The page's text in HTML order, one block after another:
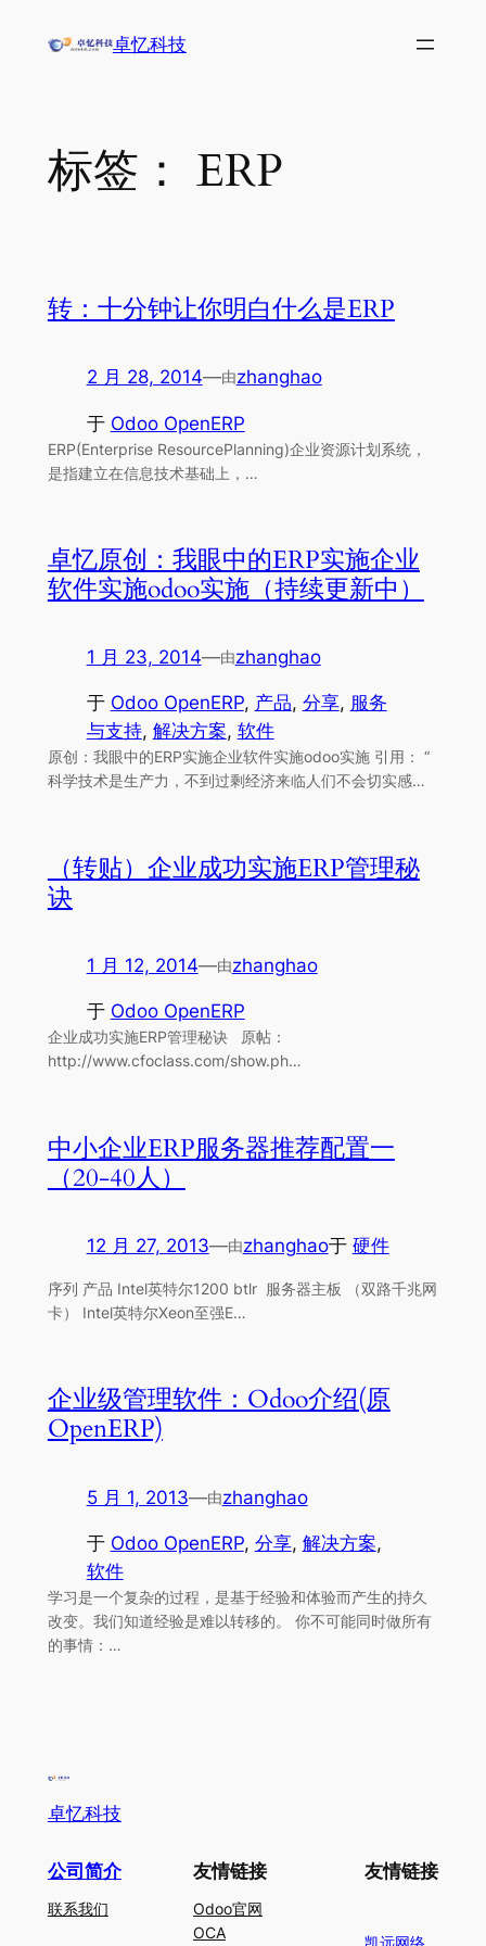
卓忆科技
标签： ERP
转：十分钟让你明白什么是ERP
2 月 28, 2014—由zhanghao
于 Odoo OpenERP
ERP(Enterprise ResourcePlanning)企业资源计划系统，
是指建立在信息技术基础上，…
卓忆原创：我眼中的ERP实施企业
软件实施odoo实施（持续更新中）
1 月 23, 2014—由zhanghao
于 Odoo OpenERP, 产品, 分享, 服务
与支持, 解决方案, 软件
原创：我眼中的ERP实施企业软件实施odoo实施 引用： “
科学技术是生产力，不到过剩经济来临人们不会切实感…
（转贴）企业成功实施ERP管理秘
诀
1 月 12, 2014—由zhanghao
于 Odoo OpenERP
企业成功实施ERP管理秘诀 原帖：
http://www.cfoclass.com/show.ph…
中小企业ERP服务器推荐配置一
（20-40人）
12 月 27, 2013—由zhanghao于 硬件
序列 产品 Intel英特尔1200 btlr 服务器主板 （双路千兆网
卡） Intel英特尔Xeon至强E…
企业级管理软件：Odoo介绍(原
OpenERP)
5 月 1, 2013—由zhanghao
于 Odoo OpenERP, 分享, 解决方案
软件
学习是一个复杂的过程，是基于经验和体验而产生的持久
改变。我们知道经验是难以转移的。 你不可能同时做所有
的事情：…
卓忆科技
公司简介
联系我们
友情链接
Odoo官网
OCA
友情链接